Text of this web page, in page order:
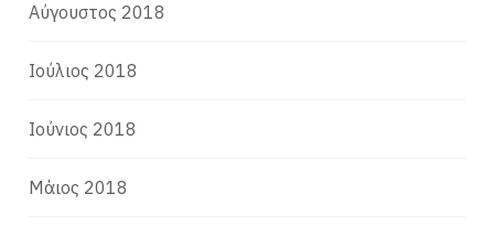
Αύγουστος 2018
Ιούλιος 2018
Ιούνιος 2018
Μάιος 2018